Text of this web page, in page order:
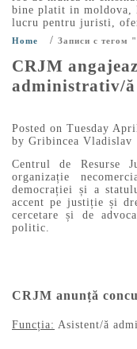
bine platit in moldova,
lucru pentru juristi,
Home / Записи с тегом
CRJM
administrativ/ă
Posted on Tuesday
by Gribincea Vladislav
Centrul de Resurse
organizație
democrației și a
accent pe justiție și
cercetare și de
politic.
CRJM anunță
Funcția: Asistent/ă